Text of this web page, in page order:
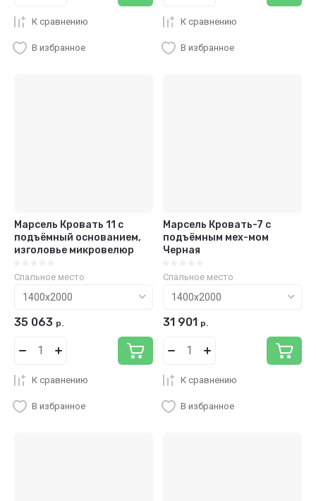
К сравнению
В избранное
К сравнению
В избранное
Марсель Кровать 11 с
подъёмный основанием,
изголовье микровелюр
Спальное место
35 063 р.
К сравнению
В избранное
Марсель Кровать-7 с
подъёмным мех-мом
Черная
Спальное место
31 901 р.
К сравнению
В избранное